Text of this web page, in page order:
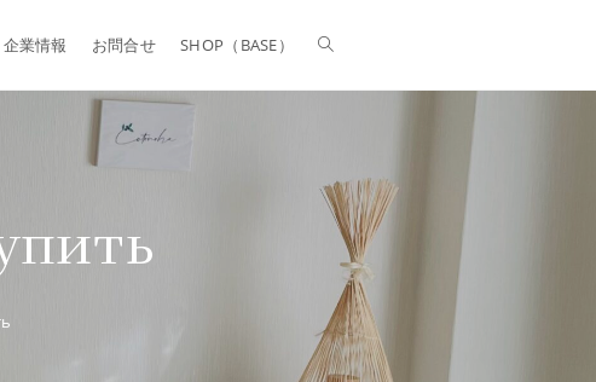
企業情報 お問合せ SHOP（BASE）